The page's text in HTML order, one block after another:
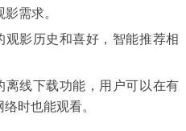
需求。
影历史和喜好，智能推荐相
离线下载功能，用户可以在有
时也能观看。